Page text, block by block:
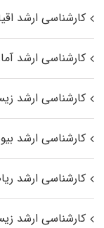
کارشناسی ارشد
کارشناسی ارشد
کارشناسی ارشد
کارشناسی ارشد
کارشناسی ارشد
کارشناسی ارشد